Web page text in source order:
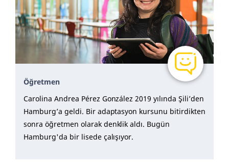
Öğretmen
Carolina Andrea Pérez González 2019 yılında Şili’den
Hamburg’a geldi. Bir adaptasyon kursunu bitirdikten
sonra öğretmen olarak denklik aldı. Bugün
Hamburg'da bir lisede çalışıyor.